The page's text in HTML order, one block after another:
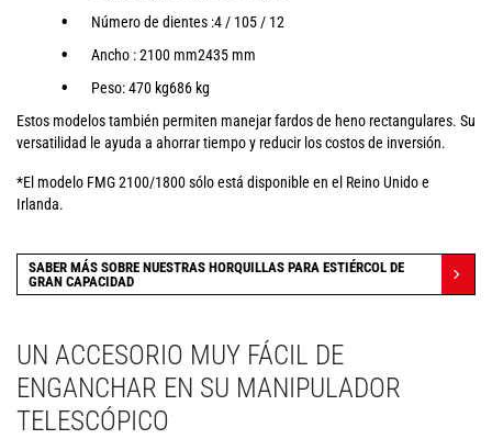
Número de dientes :4 / 105 / 12
Ancho : 2100 mm2435 mm
Peso: 470 kg686 kg
Estos modelos también permiten manejar fardos de heno rectangulares. Su
versatilidad le ayuda a ahorrar tiempo y reducir los costos de inversión.
*El modelo FMG 2100/1800 sólo está disponible en el Reino Unido e
Irlanda.
SABER MÁS SOBRE NUESTRAS HORQUILLAS PARA ESTIÉRCOL DE
GRAN CAPACIDAD
UN ACCESORIO MUY FÁCIL DE
ENGANCHAR EN SU MANIPULADOR
TELESCÓPICO